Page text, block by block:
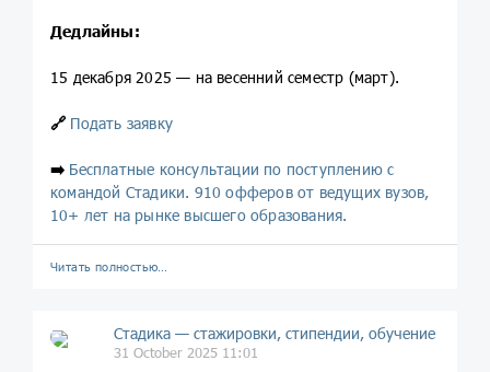
Дедлайны:
15 декабря 2025 — на весенний семестр (март).
🔗 Подать заявку
➡️ Бесплатные консультации по поступлению с
командой Стадики. 910 офферов от ведущих вузов,
10+ лет на рынке высшего образования.
Читать полностью…
Стадика — стажировки, стипендии, обучение
31 October 2025 11:01